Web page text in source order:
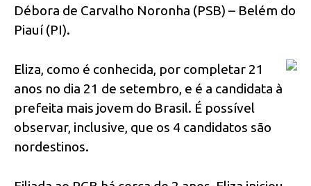
Débora de Carvalho Noronha (PSB) – Belém do
Piauí (PI).
Eliza, como é conhecida, por completar 21
anos no dia 21 de setembro, e é a candidata à
prefeita mais jovem do Brasil. É possível
observar, inclusive, que os 4 candidatos são
nordestinos.